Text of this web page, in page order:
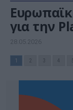
για την
28.05.2026
1 2 3 4